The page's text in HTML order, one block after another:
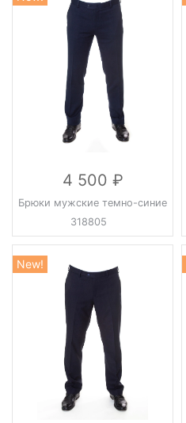
4 500
Брюки мужские темно-синие
318805
New!